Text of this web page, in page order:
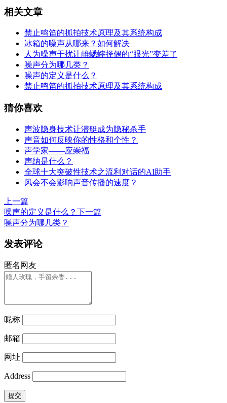
相关文章
禁止鸣笛的抓拍技术原理及其系统构成
冰箱的噪声从哪来？如何解决
人为噪声干扰让雌蟋蟀择偶的“眼光”变差了
噪声分为哪几类？
噪声的定义是什么？
禁止鸣笛的抓拍技术原理及其系统构成
猜你喜欢
声波隐身技术让潜艇成为隐秘杀手
声音如何反映你的性格和个性？
声学家——应崇福
声纳是什么？
全球十大突破性技术之流利对话的AI助手
风会不会影响声音传播的速度？
上一篇
噪声的定义是什么？ 下一篇
噪声分为哪几类？
发表评论
匿名网友
昵称
邮箱
网址
Address
提交